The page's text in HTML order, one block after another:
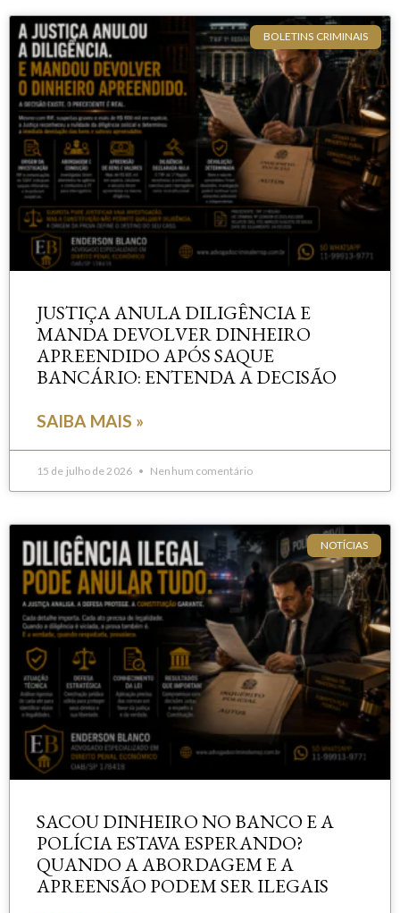
BOLETINS CRIMINAIS
JUSTIÇA ANULA DILIGÊNCIA E
MANDA DEVOLVER DINHEIRO
APREENDIDO APÓS SAQUE
BANCÁRIO: ENTENDA A DECISÃO
SAIBA MAIS »
15 de julho de 2026 Nenhum comentário
NOTÍCIAS
SACOU DINHEIRO NO BANCO E A
POLÍCIA ESTAVA ESPERANDO?
QUANDO A ABORDAGEM E A
APREENSÃO PODEM SER ILEGAIS